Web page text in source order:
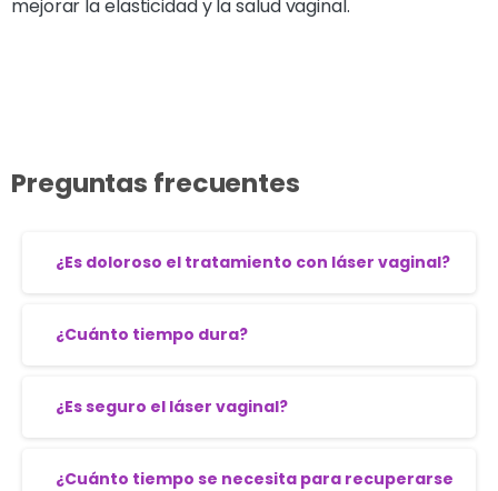
mejorar la elasticidad y la salud vaginal.
Preguntas frecuentes
¿Es doloroso el tratamiento con láser vaginal?
¿Cuánto tiempo dura?
¿Es seguro el láser vaginal?
¿Cuánto tiempo se necesita para recuperarse